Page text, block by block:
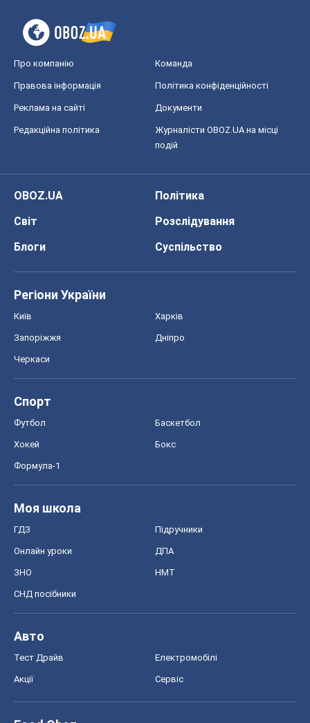
Про компанію Команда
Правова інформація Політика конфіденційності
Реклама на сайті Документи
Редакційна політика
Журналісти OBOZ.UA на місці
подій
OBOZ.UA
Політика
Світ
Розслідування
Блоги
Суспільство
Регіони України
Київ Харків
Запоріжжя Дніпро
Черкаси
Спорт
Футбол Баскетбол
Хокей Бокс
Формула-1
Моя школа
ГДЗ Підручники
Онлайн уроки ДПА
ЗНО НМТ
СНД посібники
Авто
Тест Драйв Електромобілі
Акції Сервіс